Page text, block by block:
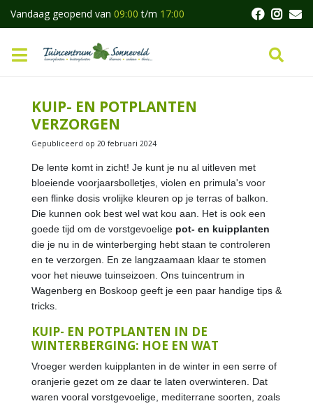
Vandaag geopend van 09:00 t/m 17:00
KUIP- EN POTPLANTEN
VERZORGEN
Gepubliceerd op 20 februari 2024
De lente komt in zicht! Je kunt je nu al uitleven met
bloeiende voorjaarsbolletjes, violen en primula's voor
een flinke dosis vrolijke kleuren op je terras of balkon.
Die kunnen ook best wel wat kou aan. Het is ook een
goede tijd om de vorstgevoelige pot- en kuipplanten
die je nu in de winterberging hebt staan te controleren
en te verzorgen. En ze langzaamaan klaar te stomen
voor het nieuwe tuinseizoen. Ons tuincentrum in
Wagenberg en Boskoop geeft je een paar handige tips &
tricks.
KUIP- EN POTPLANTEN IN DE
WINTERBERGING: HOE EN WAT
Vroeger werden kuipplanten in de winter in een serre of
oranjerie gezet om ze daar te laten overwinteren. Dat
waren vooral vorstgevoelige, mediterrane soorten, zoals